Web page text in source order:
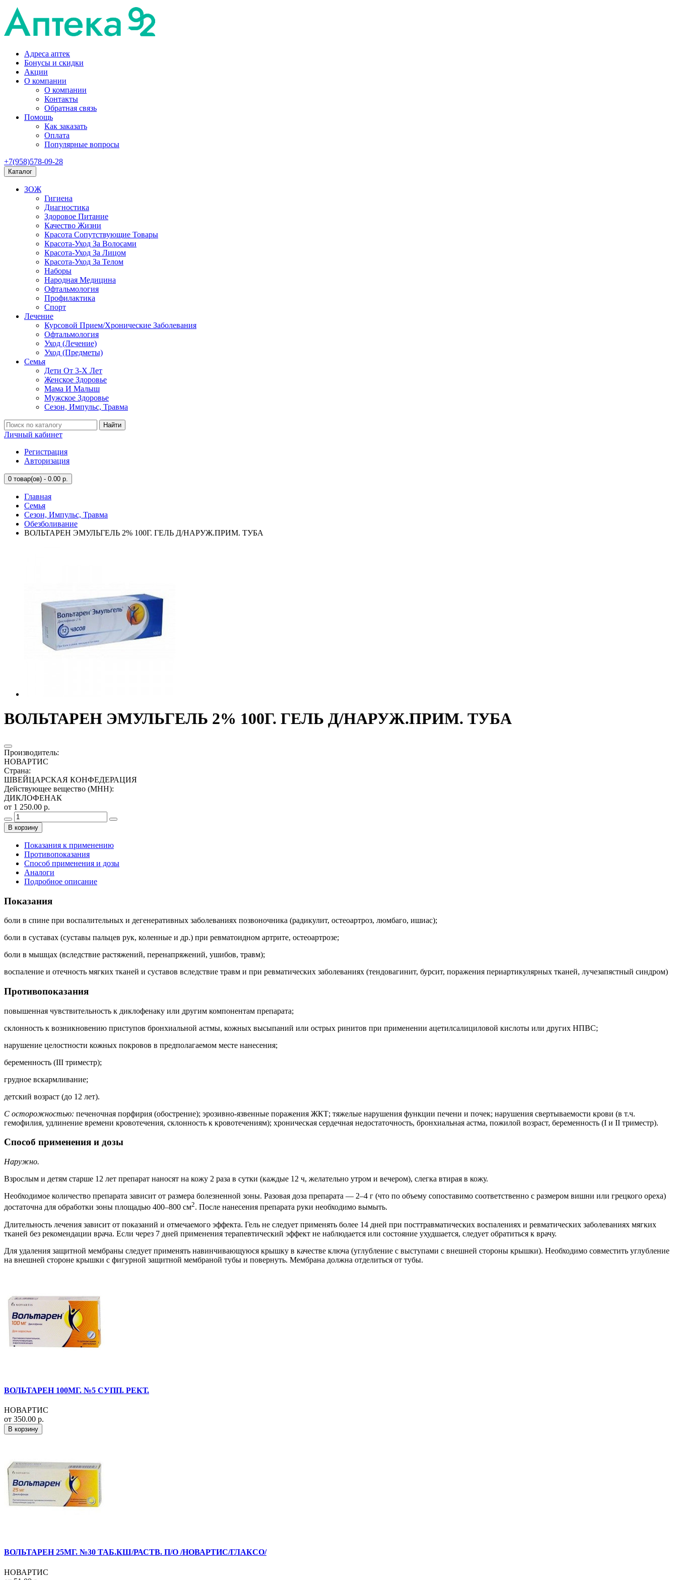
Адреса аптек
Бонусы и скидки
Акции
О компании
О компании
Контакты
Обратная связь
Помощь
Как заказать
Оплата
Популярные вопросы
+7(958)578-09-28
Каталог
ЗОЖ
Гигиена
Диагностика
Здоровое Питание
Качество Жизни
Красота Сопутствующие Товары
Красота-Уход За Волосами
Красота-Уход За Лицом
Красота-Уход За Телом
Наборы
Народная Медицина
Офтальмология
Профилактика
Спорт
Лечение
Курсовой Прием/Хронические Заболевания
Офтальмология
Уход (Лечение)
Уход (Предметы)
Семья
Дети От 3-Х Лет
Женское Здоровье
Мама И Малыш
Мужское Здоровье
Сезон, Импульс, Травма
Найти
Личный кабинет
Регистрация
Авторизация
0 товар(ов) - 0.00 р.
Главная
Семья
Сезон, Импульс, Травма
Обезболивание
ВОЛЬТАРЕН ЭМУЛЬГЕЛЬ 2% 100Г. ГЕЛЬ Д/НАРУЖ.ПРИМ. ТУБА
ВОЛЬТАРЕН ЭМУЛЬГЕЛЬ 2% 100Г. ГЕЛЬ Д/НАРУЖ.ПРИМ. ТУБА
Производитель:
НОВАРТИС
Страна:
ШВЕЙЦАРСКАЯ КОНФЕДЕРАЦИЯ
Действующее вещество (МНН):
ДИКЛОФЕНАК
от 1 250.00 р.
В корзину
Показания к применению
Противопоказания
Способ применения и дозы
Аналоги
Подробное описание
Показания
боли в спине при воспалительных и дегенеративных заболеваниях позвоночника (радикулит, остеоартроз, люмбаго, ишиас);
боли в суставах (суставы пальцев рук, коленные и др.) при ревматоидном артрите, остеоартрозе;
боли в мышцах (вследствие растяжений, перенапряжений, ушибов, травм);
воспаление и отечность мягких тканей и суставов вследствие травм и при ревматических заболеваниях (тендовагинит, бурсит, поражения периартикулярных тканей, лучезапястный синдром)
Противопоказания
повышенная чувствительность к диклофенаку или другим компонентам препарата;
склонность к возникновению приступов бронхиальной астмы, кожных высыпаний или острых ринитов при применении ацетилсалициловой кислоты или других НПВС;
нарушение целостности кожных покровов в предполагаемом месте нанесения;
беременность (III триместр);
грудное вскармливание;
детский возраст (до 12 лет).
С осторожностью: печеночная порфирия (обострение); эрозивно-язвенные поражения ЖКТ; тяжелые нарушения функции печени и почек; нарушения свертываемости крови (в т.ч.
гемофилия, удлинение времени кровотечения, склонность к кровотечениям); хроническая сердечная недостаточность, бронхиальная астма, пожилой возраст, беременность (I и II триместр).
Способ применения и дозы
Наружно.
Взрослым и детям старше 12 лет препарат наносят на кожу 2 раза в сутки (каждые 12 ч, желательно утром и вечером), слегка втирая в кожу.
Необходимое количество препарата зависит от размера болезненной зоны. Разовая доза препарата — 2–4 г (что по объему сопоставимо соответственно с размером вишни или грецкого ореха)
достаточна для обработки зоны площадью 400–800 см2. После нанесения препарата руки необходимо вымыть.
Длительность лечения зависит от показаний и отмечаемого эффекта. Гель не следует применять более 14 дней при посттравматических воспалениях и ревматических заболеваниях мягких
тканей без рекомендации врача. Если через 7 дней применения терапевтический эффект не наблюдается или состояние ухудшается, следует обратиться к врачу.
Для удаления защитной мембраны следует применять навинчивающуюся крышку в качестве ключа (углубление с выступами с внешней стороны крышки). Необходимо совместить углубление
на внешней стороне крышки с фигурной защитной мембраной тубы и повернуть. Мембрана должна отделиться от тубы.
ВОЛЬТАРЕН 100МГ. №5 СУПП. РЕКТ.
НОВАРТИС
от 350.00 р.
В корзину
ВОЛЬТАРЕН 25МГ. №30 ТАБ.КШ/РАСТВ. П/О /НОВАРТИС/ГЛАКСО/
НОВАРТИС